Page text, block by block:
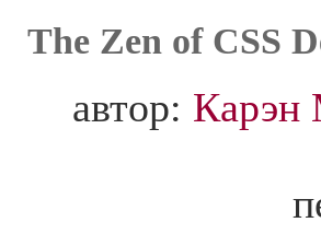
The Zen of CSS
автор: